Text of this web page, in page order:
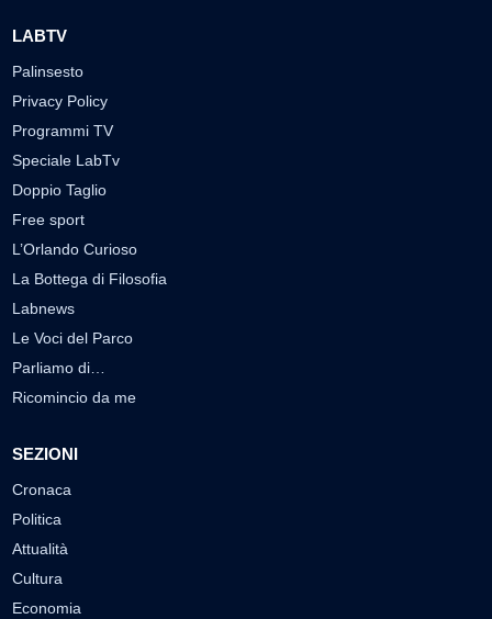
LABTV
Palinsesto
Privacy Policy
Programmi TV
Speciale LabTv
Doppio Taglio
Free sport
L’Orlando Curioso
La Bottega di Filosofia
Labnews
Le Voci del Parco
Parliamo di…
Ricomincio da me
SEZIONI
Cronaca
Politica
Attualità
Cultura
Economia